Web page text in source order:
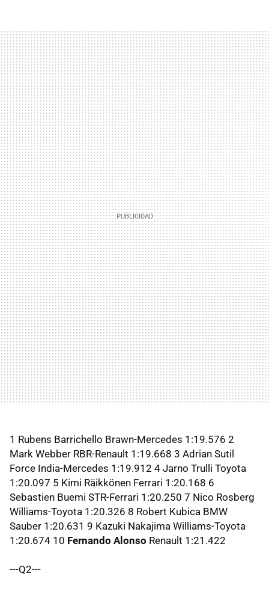
1 Rubens Barrichello Brawn-Mercedes 1:19.576 2
Mark Webber RBR-Renault 1:19.668 3 Adrian Sutil
Force India-Mercedes 1:19.912 4 Jarno Trulli Toyota
1:20.097 5 Kimi Räikkönen Ferrari 1:20.168 6
Sebastien Buemi STR-Ferrari 1:20.250 7 Nico Rosberg
Williams-Toyota 1:20.326 8 Robert Kubica BMW
Sauber 1:20.631 9 Kazuki Nakajima Williams-Toyota
1:20.674 10 Fernando Alonso Renault 1:21.422
---Q2---